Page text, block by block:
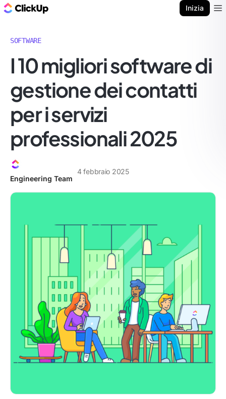
Inizia
SOFTWARE
I 10 migliori software di
gestione dei contatti
per i servizi
professionali 2025
Engineering Team
4 febbraio 2025